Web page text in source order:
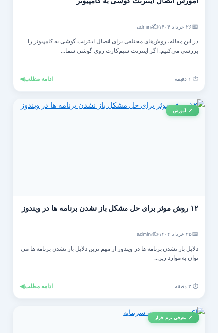
۲۶ خرداد ۱۴۰۴ ✍️
admin
در این مقاله، روش‌های مختلفی برای اتصال اینترنت گوشی به کامپیوتر را
بررسی می‌کنیم. اگر اینترنت سیم‌کارت روی گوشی شما...
ادامه مطلب◀
📌 آموزش
۱۲ روش موثر برای حل مشکل باز نشدن برنامه ها در ویندوز
۲۵ خرداد ۱۴۰۴ ✍️
admin
دلایل باز نشدن برنامه ها در ویندوز از مهم ترین دلایل باز نشدن برنامه ها می
توان به موارد زیر...
ادامه مطلب◀
📌 معرفی نرم افزار